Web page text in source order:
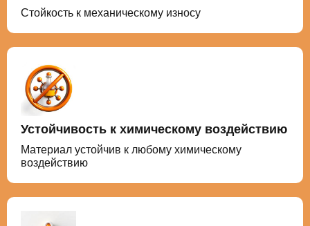
Стойкость к механическому износу
Устойчивость к химическому воздействию
Материал устойчив к любому химическому
воздействию